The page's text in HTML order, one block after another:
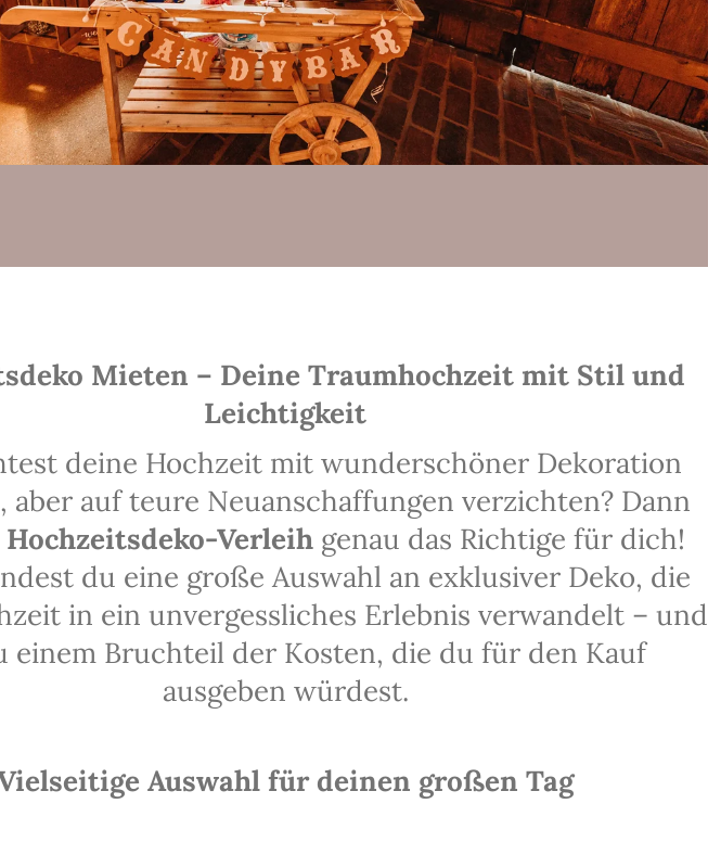
Mieten – Deine Traumhochzeit mit Stil und
Leichtigkeit
deine Hochzeit mit wunderschöner Dekoration
aber auf teure Neuanschaffungen verzichten? Dann
Hochzeitsdeko-Verleih genau das Richtige für dich!
du eine große Auswahl an exklusiver Deko, die
in ein unvergessliches Erlebnis verwandelt – und
einem Bruchteil der Kosten, die du für den Kauf
ausgeben würdest.
Auswahl für deinen großen Tag